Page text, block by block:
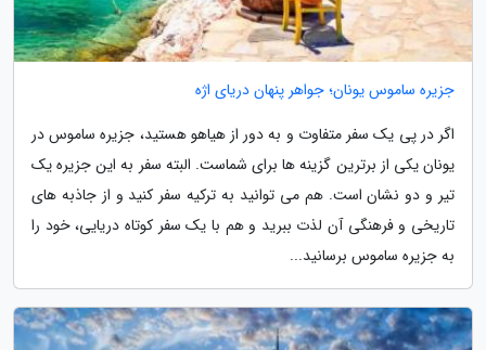
جزیره ساموس یونان؛ جواهر پنهان دریای اژه
اگر در پی یک سفر متفاوت و به دور از هیاهو هستید، جزیره ساموس در
یونان یکی از برترین گزینه ها برای شماست. البته سفر به این جزیره یک
تیر و دو نشان است. هم می توانید به ترکیه سفر کنید و از جاذبه های
تاریخی و فرهنگی آن لذت ببرید و هم با یک سفر کوتاه دریایی، خود را
به جزیره ساموس برسانید...